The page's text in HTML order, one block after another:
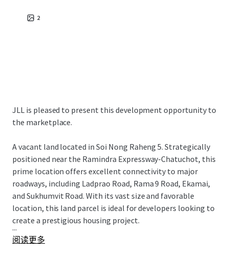
2
JLL is pleased to present this development opportunity to
the marketplace.
A vacant land located in Soi Nong Raheng 5. Strategically
positioned near the Ramindra Expressway-Chatuchot, this
prime location offers excellent connectivity to major
roadways, including Ladprao Road, Rama 9 Road, Ekamai,
and Sukhumvit Road. With its vast size and favorable
location, this land parcel is ideal for developers looking to
create a prestigious housing project.
...
阅读更多